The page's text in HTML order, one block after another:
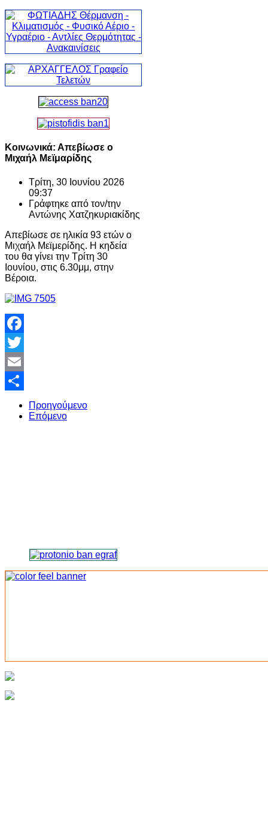
Κοινωνικά: Απεβίωσε ο
Μιχαήλ Μεϊμαρίδης
Τρίτη, 30 Ιουνίου 2026
09:37
Γράφτηκε από τον/την
Αντώνης Χατζηκυριακίδης
Απεβίωσε σε ηλικία 93 ετών ο
Μιχαήλ Μεϊμερίδης. Η κηδεία
του θα γίνει την Τρίτη 30
Ιουνίου, στις 6.30μμ, στην
Βέροια.
Facebook
Twitter
Email
Share
Προηγούμενο
Επόμενο